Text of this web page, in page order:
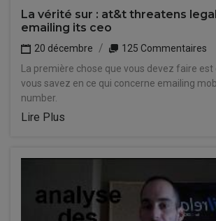
La vérité sur : at&t threatens
emailing its ceo
20 décembre
125 Commentaires
La première chose que vous devez faire
vous savez en ce qui concerne emailing
number.
Lire Plus